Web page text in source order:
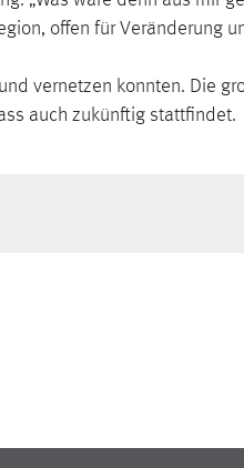
offen für Veränderung
vernetzen konnten. Die
auch zukünftig stattfindet.